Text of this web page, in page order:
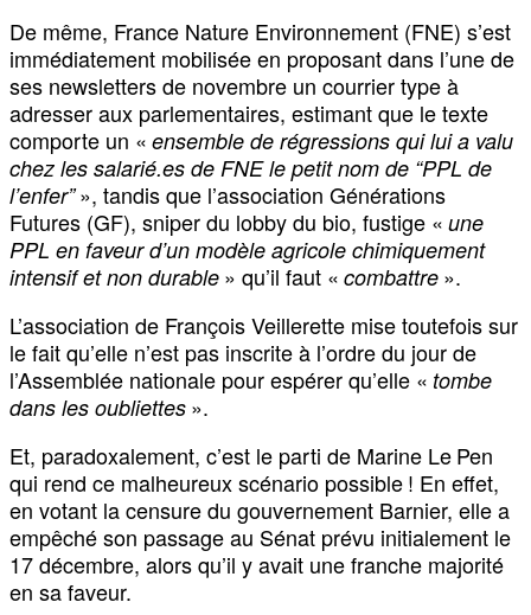
De même, France Nature Environnement (FNE) s’est
immédiatement mobilisée en proposant dans l’une de
ses newsletters de novembre un courrier type à
adresser aux parlementaires, estimant que le texte
comporte un « ensemble de régressions qui lui a valu
chez les salarié.es de FNE le petit nom de “PPL de
l’enfer”», tandis que l’association Générations
Futures (GF), sniper du lobby du bio, fustige « une
PPL en faveur d’un modèle agricole chimiquement
intensif et non durable » qu’il faut « combattre ».
L’association de François Veillerette mise toutefois sur
le fait qu’elle n’est pas inscrite à l’ordre du jour de
l’Assemblée nationale pour espérer qu’elle « tombe
dans les oubliettes ».
Et, paradoxalement, c’est le parti de Marine Le Pen
qui rend ce malheureux scénario possible ! En effet,
en votant la censure du gouvernement Barnier, elle a
empêché son passage au Sénat prévu initialement le
17 décembre, alors qu’il y avait une franche majorité
en sa faveur.